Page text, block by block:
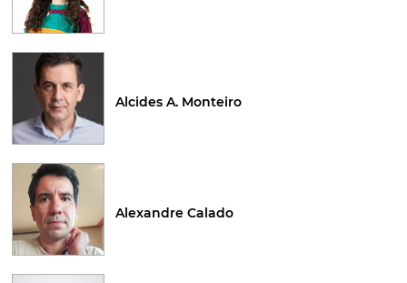
Alcides A. Monteiro
Alexandre Calado